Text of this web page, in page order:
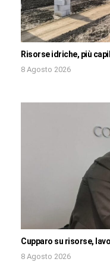
Risorse idriche, più
8 Agosto 2026
Cupparo su risorse,
8 Agosto 2026